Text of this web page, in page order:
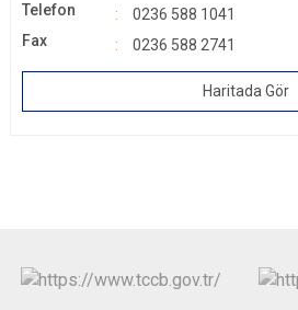
Telefon
0236 588 1041
Fax
0236 588 2741
Haritada Gör